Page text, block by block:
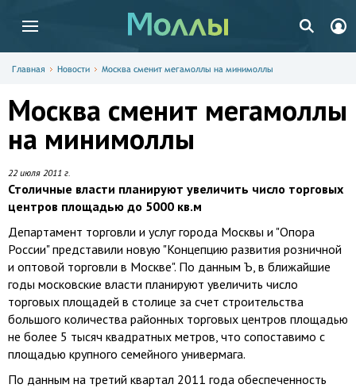
Главная Новости Москва сменит мегамоллы на минимоллы
Москва сменит мегамоллы
на минимоллы
22 июля 2011 г.
Столичные власти планируют увеличить число торговых
центров площадью до 5000 кв.м
Департамент торговли и услуг города Москвы и "Опора
России" представили новую "Концепцию развития розничной
и оптовой торговли в Москве". По данным Ъ, в ближайшие
годы московские власти планируют увеличить число
торговых площадей в столице за счет строительства
большого количества районных торговых центров площадью
не более 5 тысяч квадратных метров, что сопоставимо с
площадью крупного семейного универмага.
По данным на третий квартал 2011 года обеспеченность